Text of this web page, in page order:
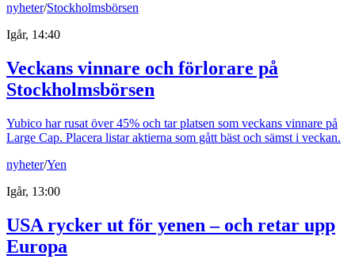
nyheter/Stockholmsbörsen
Igår, 14:40
Veckans vinnare och förlorare på
Stockholmsbörsen
Yubico har rusat över 45% och tar platsen som veckans vinnare på
Large Cap. Placera listar aktierna som gått bäst och sämst i veckan.
nyheter/Yen
Igår, 13:00
USA rycker ut för yenen – och retar upp
Europa